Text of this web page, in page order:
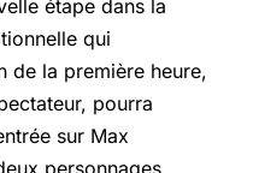
étape dans la
qui
de la première heure,
pourra
sur Max
personnages